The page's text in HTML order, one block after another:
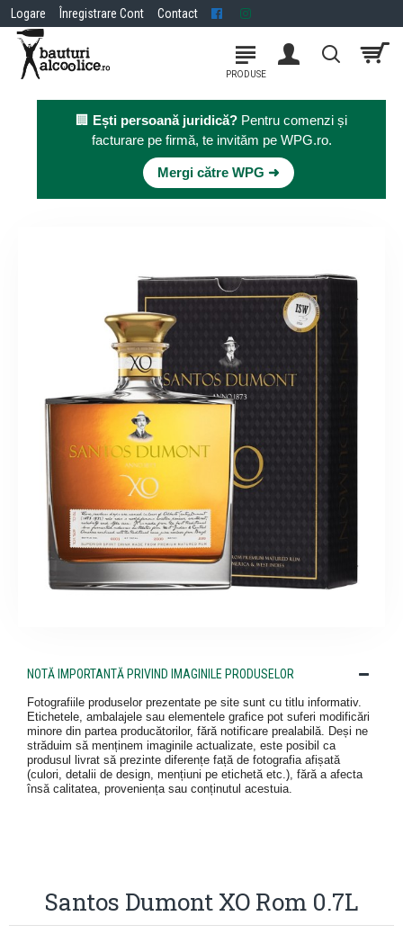
Logare Înregistrare Cont Contact
🏢 Ești persoană juridică? Pentru comenzi și
facturare pe firmă, te invităm pe WPG.ro.
Mergi către WPG ➜
NOTĂ IMPORTANTĂ PRIVIND IMAGINILE PRODUSELOR
Fotografiile produselor prezentate pe site sunt cu titlu informativ.
Etichetele, ambalajele sau elementele grafice pot suferi modificări
minore din partea producătorilor, fără notificare prealabilă. Deși ne
străduim să menținem imaginile actualizate, este posibil ca
produsul livrat să prezinte diferențe față de fotografia afișată
(culori, detalii de design, mențiuni pe etichetă etc.), fără a afecta
însă calitatea, proveniența sau conținutul acestuia.
Santos Dumont XO Rom 0.7L